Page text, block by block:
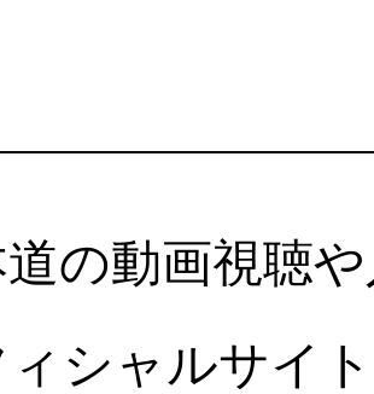
無法地帯！小
の動画視聴
ィシャルサイ